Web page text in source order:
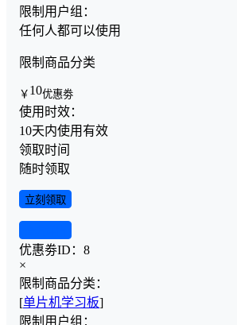
限制用户组：
任何人都可以使用
限制商品分类
￥ 10优惠劵
使用时效：
10天内使用有效
领取时间
随时领取
立刻领取
优惠劵ID： 8
×
限制商品分类：
[单片机学习板]
限制用户组：